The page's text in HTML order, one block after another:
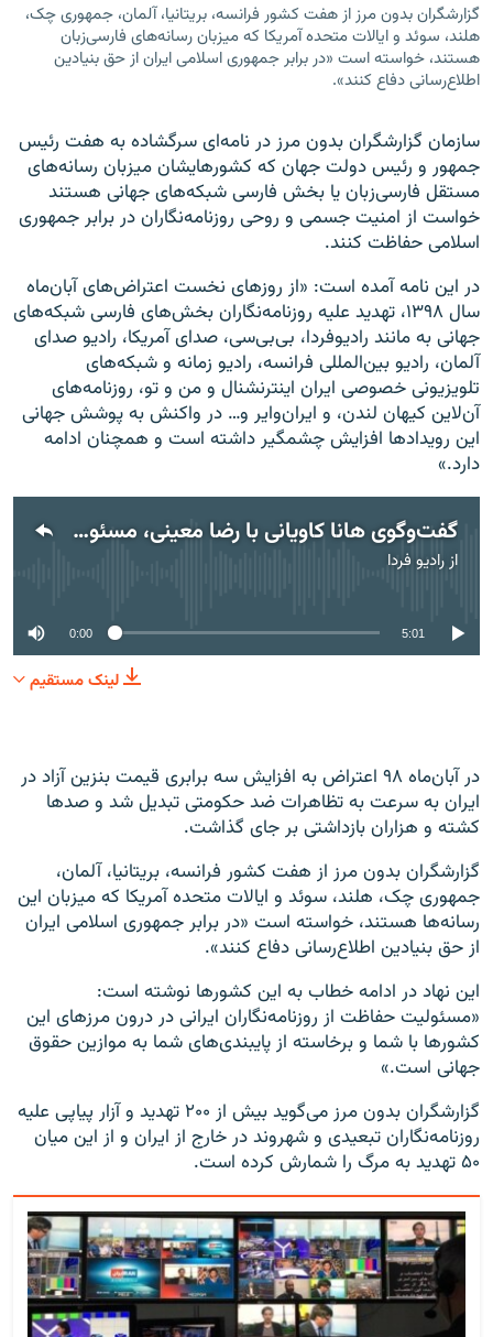
گزارشگران بدون مرز از هفت کشور فرانسه، بریتانیا، آلمان، جمهوری چک،
هلند، سوئد و ایالات متحده آمریکا که میزبان رسانه‌های فارسی‌زبان
هستند، خواسته است «در برابر جمهوری اسلامی ایران از حق بنیادین
اطلاع‌رسانی دفاع کنند».
سازمان گزارشگران بدون مرز در نامه‌ای سرگشاده به هفت رئیس‌
جمهور و رئیس دولت جهان که کشورهایشان میزبان رسانه‌های
مستقل فارسی‌زبان یا بخش فارسی شبکه‌های جهانی هستند
خواست از امنیت جسمی و روحی روزنامه‌نگاران در برابر جمهوری
اسلامی حفاظت کنند.
در این نامه آمده است: «از روزهای نخست اعتراض‌های آبان‌ماه
سال ۱۳۹۸، تهدید علیه روزنامه‌نگاران بخش‌های فارسی شبکه‌های
جهانی به مانند رادیوفردا، بی‌بی‌سی، صدای آمریکا، رادیو صدای
آلمان، رادیو بین‌المللی فرانسه، رادیو زمانه و شبکه‌های
تلویزیونی خصوصی ایران اینترنشنال و من و تو، روزنامه‌های
آن‌لاین کیهان لندن، و ایران‌وایر و… در واکنش به پوشش جهانی
این رویدادها افزایش چشمگیر داشته است و همچنان ادامه
دارد.»
گفت‌وگوی هانا کاویانی با رضا معینی، مسئول میز ایران در گزارشگران بدون مرز
ازرادیو فردا
0:00 5:01
لینک مستقیم
در آبان‌ماه ۹۸ اعتراض به افزایش سه برابری قیمت بنزین آزاد در
ایران به سرعت به تظاهرات ضد حکومتی تبدیل شد و صدها
کشته و هزاران بازداشتی بر جای گذاشت.
گزارشگران بدون مرز از هفت کشور فرانسه، بریتانیا، آلمان،
جمهوری چک، هلند، سوئد و ایالات متحده آمریکا که میزبان این
رسانه‌ها هستند، خواسته است «در برابر جمهوری اسلامی ایران
از حق بنیادین اطلاع‌رسانی دفاع کنند».
این نهاد در ادامه خطاب به این کشورها نوشته است:
«مسئولیت حفاظت از روزنامه‌نگاران ایرانی در درون مرزهای این
کشورها با شما و برخاسته از پایبندی‌های شما به موازین حقوق
جهانی است.»
گزارشگران بدون مرز می‌گوید بیش از ۲۰۰ تهدید و آزار پیاپی علیه
روزنامه‌نگاران تبعیدی و شهروند در خارج از ایران و از این میان
۵۰ تهدید به مرگ را شمارش کرده است.